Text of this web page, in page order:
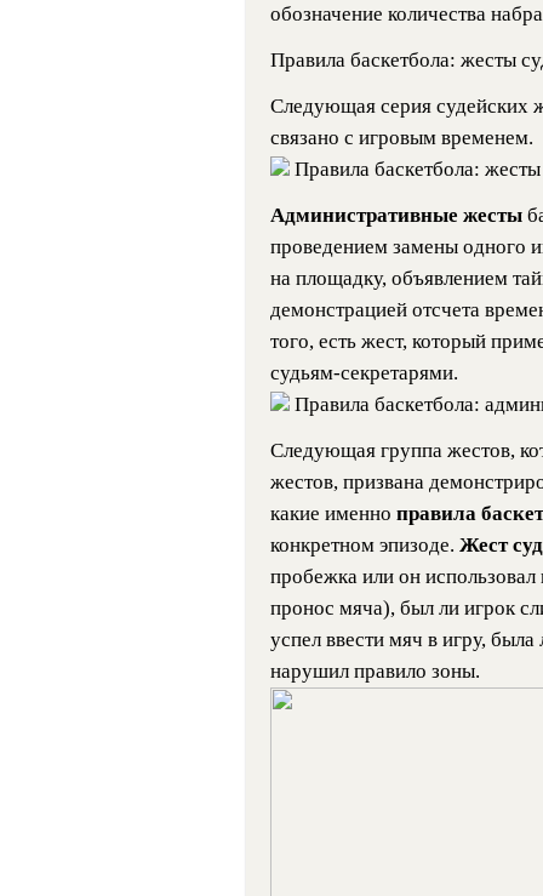
обозначение количества
Правила баскетбола: жесты
Следующая серия судейских
связано с игровым временем.
Правила баскетбола:
Административные жесты
проведением замены одного
на площадку, объявлением
демонстрацией отсчета
того, есть жест, который
судьям-секретарями.
Правила баскетбола:
Следующая группа жестов,
жестов, призвана
какие именно правила
конкретном эпизоде. Жест
пробежка или он
пронос мяча), был ли игрок
успел ввести мяч в игру,
нарушил правило зоны.